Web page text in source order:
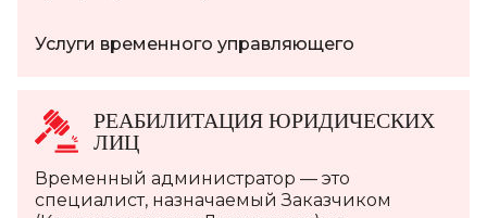
Услуги временного управляющего
РЕАБИЛИТАЦИЯ ЮРИДИЧЕСКИХ
ЛИЦ
Временный администратор — это
специалист, назначаемый Заказчиком